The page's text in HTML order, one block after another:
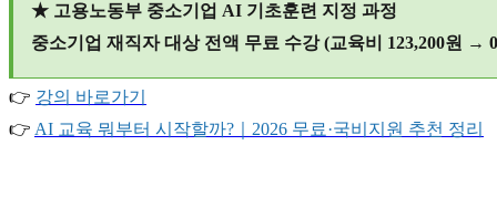
★ 고용노동부 중소기업 AI 기초훈련 지정 과정
중소기업 재직자 대상 전액 무료 수강 (교육비 123,200원 →
👉 강의 바로가기
👉 AI 교육 뭐부터 시작할까? ｜2026 무료·국비지원 추천 정리